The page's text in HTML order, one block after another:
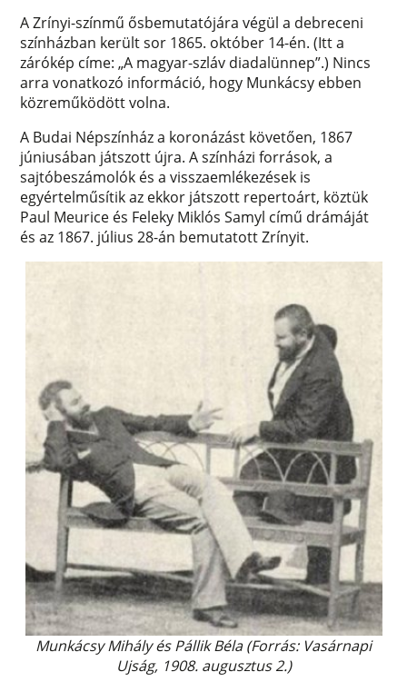
A Zrínyi-színmű ősbemutatójára végül a debreceni
színházban került sor 1865. október 14-én. (Itt a
zárókép címe: „A magyar-szláv diadalünnep”.) Nincs
arra vonatkozó információ, hogy Munkácsy ebben
közreműködött volna.
A Budai Népszínház a koronázást követően, 1867
júniusában játszott újra. A színházi források, a
sajtóbeszámolók és a visszaemlékezések is
egyértelműsítik az ekkor játszott repertoárt, köztük
Paul Meurice és Feleky Miklós Samyl című drámáját
és az 1867. július 28-án bemutatott Zrínyit.
Munkácsy Mihály és Pállik Béla (Forrás: Vasárnapi
Ujság, 1908. augusztus 2.)